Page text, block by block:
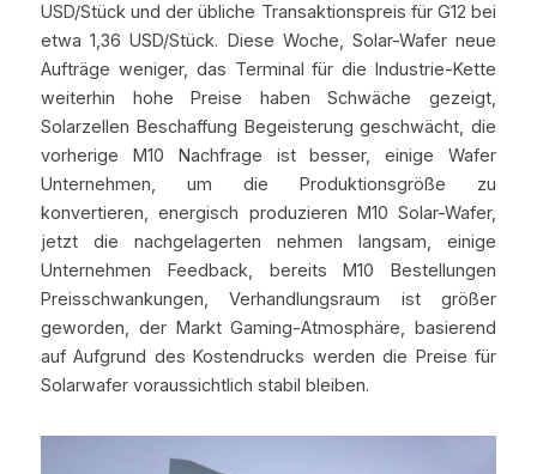
USD/Stück und der übliche Transaktionspreis für G12 bei
etwa 1,36 USD/Stück. Diese Woche, Solar-Wafer neue
Aufträge weniger, das Terminal für die Industrie-Kette
weiterhin hohe Preise haben Schwäche gezeigt,
Solarzellen Beschaffung Begeisterung geschwächt, die
vorherige M10 Nachfrage ist besser, einige Wafer
Unternehmen, um die Produktionsgröße zu
konvertieren, energisch produzieren M10 Solar-Wafer,
jetzt die nachgelagerten nehmen langsam, einige
Unternehmen Feedback, bereits M10 Bestellungen
Preisschwankungen, Verhandlungsraum ist größer
geworden, der Markt Gaming-Atmosphäre, basierend
auf Aufgrund des Kostendrucks werden die Preise für
Solarwafer voraussichtlich stabil bleiben.